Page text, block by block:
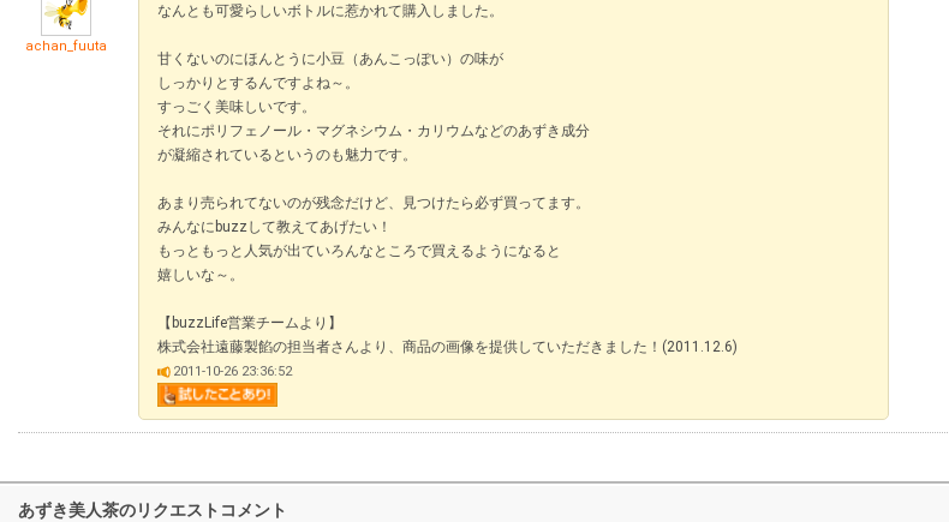
achan_fuuta
なんとも可愛らしいボトルに惹かれて購入しました。
甘くないのにほんとうに小豆（あんこっぽい）の味が
しっかりとするんですよね～。
すっごく美味しいです。
それにポリフェノール・マグネシウム・カリウムなどのあずき成分
が凝縮されているというのも魅力です。
あまり売られてないのが残念だけど、見つけたら必ず買ってます。
みんなにbuzzして教えてあげたい！
もっともっと人気が出ていろんなところで買えるようになると
嬉しいな～。
【buzzLife営業チームより】
株式会社遠藤製餡の担当者さんより、商品の画像を提供していただきました！(2011.12.6)
2011-10-26 23:36:52
あずき美人茶のリクエストコメント